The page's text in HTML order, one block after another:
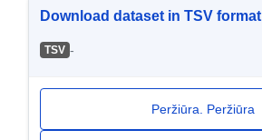
Download dataset in TSV format
TSV -
Peržiūra. Peržiūra